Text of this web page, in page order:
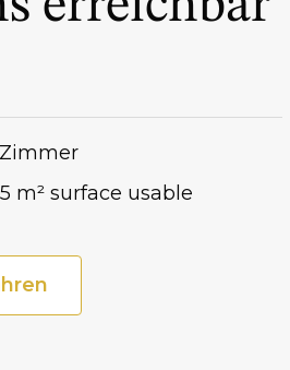
Zimmer
m² surface usable